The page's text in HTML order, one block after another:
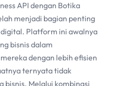
API dengan Botika
menjadi bagian penting
Platform ini awalnya
bisnis dalam
dengan lebih efisien
ternyata tidak
bisnis. Melalui kombinasi